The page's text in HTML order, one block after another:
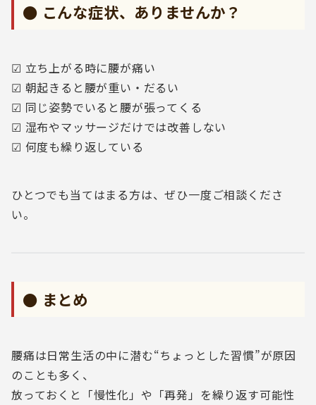
● こんな症状、ありませんか？
☑ 立ち上がる時に腰が痛い
☑ 朝起きると腰が重い・だるい
☑ 同じ姿勢でいると腰が張ってくる
☑ 湿布やマッサージだけでは改善しない
☑ 何度も繰り返している
ひとつでも当てはまる方は、ぜひ一度ご相談くださ
い。
● まとめ
腰痛は日常生活の中に潜む“ちょっとした習慣”が原因
のことも多く、
放っておくと「慢性化」や「再発」を繰り返す可能性